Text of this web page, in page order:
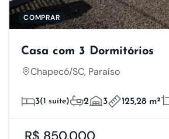
COMPRAR
Casa com 3 Dormitórios
Chapecó/SC, Paraíso
3(1 suíte) 2 3 125,28 m²